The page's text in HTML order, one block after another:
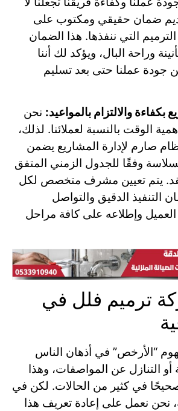
ضمان حقيقي ومكتوب على
التي ننفذها. هذا الضمان
وراحة البال، ويؤكد لك أننا
جودة عملنا حتى بعد تسليم
بكفاءة والالتزام بالمواعيد: نحن
الوقت بالنسبة لعملائنا. لذلك،
صارم لإدارة المشاريع يضمن
وفقًا للجدول الزمني المتفق
يتم تعيين مشرف متخصص لكل
التنفيذ الدقيق والتواصل
وإطلاعه على كافة مراحل
ترميم فلل في
“الأرخص” في أذهان الناس
أو التنازل عن المواصفات، وهذا
في كثير من الحالات. لكن في
نحن نعمل على إعادة تعريف هذا